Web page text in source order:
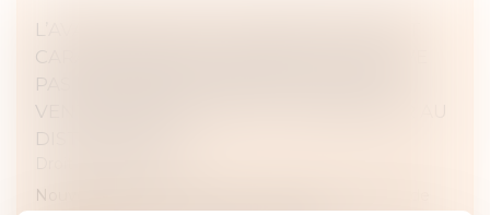
L’AVANTAGE SANS CONTREPARTIE N’EST
CARACTÉRISÉ QUE LORSQU’IL NE RELÈVE
PAS DES OBLIGATIONS D'ACHAT ET DE
VENTE CONSENTI PAR LE FOURNISSEUR AU
DISTRIBUTEUR !
Nouvel arrêt important dans le secteur de la grande